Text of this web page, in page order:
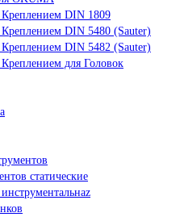
DIN 1809
DIN 5480 (Sauter)
DIN 5482 (Sauter)
для Головок
статические